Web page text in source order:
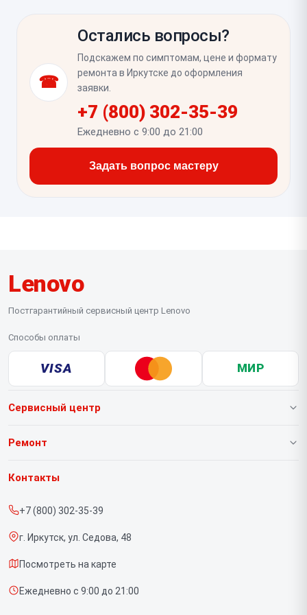
потерять контакт.
периметру и отсутствие скрипов или перекоса.
Также важно убедиться, что экран не моргает при
смене угла, камера работает, а крышка не давит на
матрицу и не прогибается при лёгком нажатии.
☎
Остались вопросы?
Подскажем по симптомам, цене и формату
ремонта в Иркутске до оформления
заявки.
+7 (800) 302-35-39
Ежедневно с 9:00 до 21:00
Задать вопрос мастеру
Lenovo
Постгарантийный сервисный центр Lenovo
Способы оплаты
VISA МИР
Сервисный центр
О нашем сервисе
Срочный ремонт
Доставка и способы оплаты
Диагностика
Контакты
Ремонт
Ноутбуков
Контакты
+7 (800) 302-35-39
г. Иркутск, ул. Седова, 48
Посмотреть на карте
Ежедневно с 9:00 до 21:00